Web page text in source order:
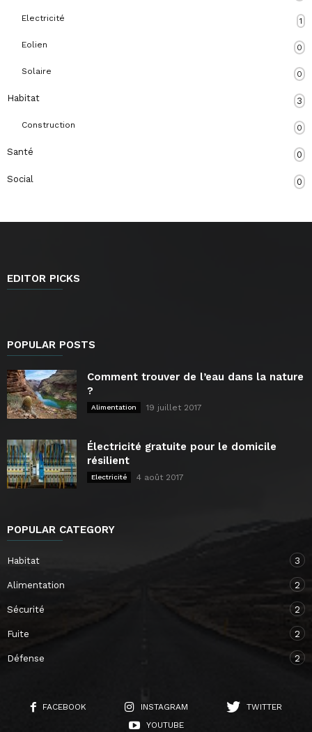
Electricité 1
Eolien 0
Solaire 0
Habitat 3
Construction 0
Santé 0
Social 0
EDITOR PICKS
POPULAR POSTS
Comment trouver de l’eau dans la nature
?
Alimentation 19 juillet 2017
Électricité gratuite pour le domicile
résilient
Electricité 4 août 2017
POPULAR CATEGORY
Habitat 3
Alimentation 2
Sécurité 2
Fuite 2
Défense 2
FACEBOOK INSTAGRAM
TWITTER
YOUTUBE